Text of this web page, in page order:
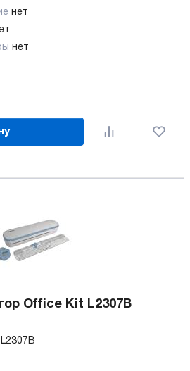
нет
нет
Office Kit L2307B
L2307B